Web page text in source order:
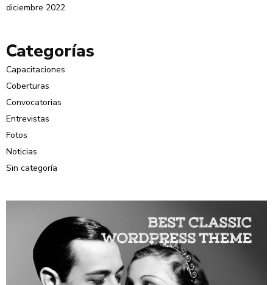
diciembre 2022
Categorías
Capacitaciones
Coberturas
Convocatorias
Entrevistas
Fotos
Noticias
Sin categoría